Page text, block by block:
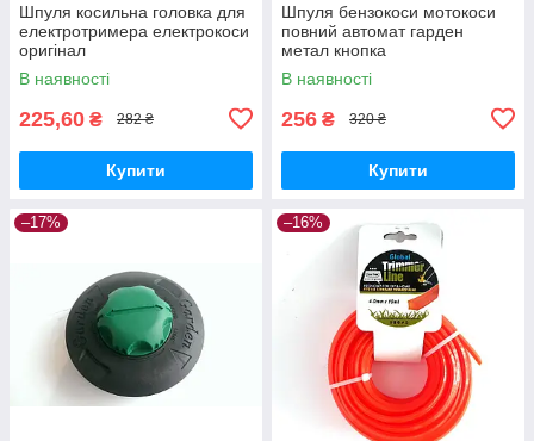
Шпуля косильна головка для
електротримера електрокоси
оригінал
В наявності
225,60 ₴ 282 ₴
Купити
Шпуля бензокоси мотокоси
повний автомат гарден
метал кнопка
В наявності
256 ₴ 320 ₴
Купити
–17% –16%